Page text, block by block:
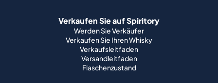
Verkaufen Sie auf Spiritory
Werden Sie Verkäufer
Verkaufen Sie Ihren Whisky
Verkaufsleitfaden
Versandleitfaden
Flaschenzustand